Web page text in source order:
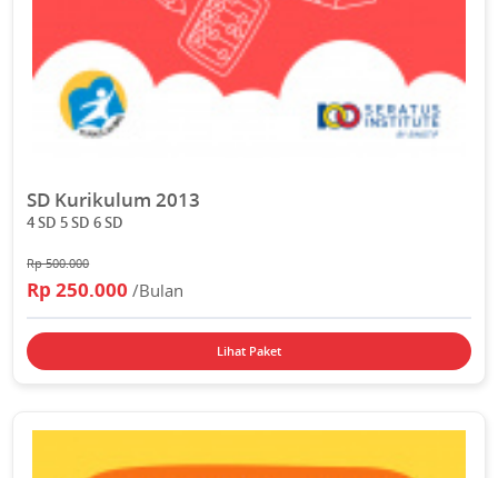
SD Kurikulum 2013
4 SD 5 SD 6 SD
Rp 500.000
Rp 250.000/Bulan
Lihat Paket